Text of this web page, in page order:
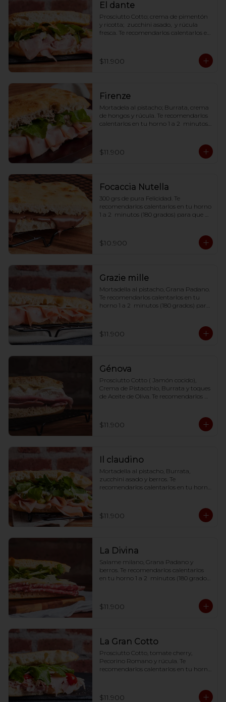
El dante
Prosciutto Cotto; crema de pimentón
y ricotta;  zucchini asado,  y rúcula
fresca. Te recomendarlos calentarlos en
$11.900
Firenze
Mortadela al pistacho; Burrata, crema
de hongos y rúcula. Te recomendarlos
calentarlos en tu horno 1 a 2  minutos
$11.900
Focaccia Nutella
300 grs de pura Felicidad. Te
recomendarlos calentarlos en tu horno
1 a 2  minutos (180 grados) para que
$10.900
Grazie mille
Mortadella al pistacho, Grana Padano.
Te recomendarlos calentarlos en tu
horno 1 a 2  minutos (180 grados) para
$11.900
Génova
Prosciutto Cotto ( Jamón cocido),
Crema de Pistacchio, Burrata y toques
de Aceite de Oliva. Te recomendarlos
crocancia óptima ;)
$11.900
Il claudino
Mortadella al pistacho, Burrata,
zucchini asado y berros. Te
recomendarlos calentarlos en tu horno
$11.900
La Divina
Salame milano, Grana Padano y
berros. Te recomendarlos calentarlos
en tu horno 1 a 2  minutos (180 grados)
$11.900
La Gran Cotto
Prosciutto Cotto, tomate cherry,
Pecorino Romano y rúcula. Te
recomendarlos calentarlos en tu horno
$11.900